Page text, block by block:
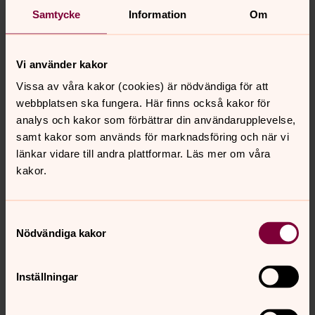
Samtycke Information Om
Vi använder kakor
Vissa av våra kakor (cookies) är nödvändiga för att
webbplatsen ska fungera. Här finns också kakor för
analys och kakor som förbättrar din användarupplevelse,
samt kakor som används för marknadsföring och när vi
länkar vidare till andra plattformar. Läs mer om våra
kakor.
Nödvändiga kakor
Inställningar
grupp för sig.
Vuxenkörernaskjuter upp sina starter till
tidigast februari.
begränsas.
Så här många får vistas i församlingens
kyrkor och lokaler utan Vaccinationsbevis:
Kyrkor
Hälsingtuna kyrka: 50 st
Håsta kyrka: 40 st
Idenor kyrka: 35 st